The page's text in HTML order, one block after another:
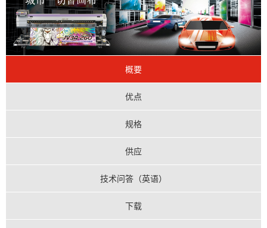
概要
优点
规格
供应
技术问答（英语）
下载